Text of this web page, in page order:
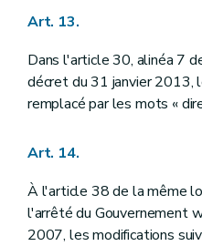
Art. 13.
Dans l'article 30, alinéa 7
décret du 31 janvier 2013,
remplacé par les mots «
Art. 14.
À l'article 38 de la même
l'arrêté du Gouvernement
2007, les modifications